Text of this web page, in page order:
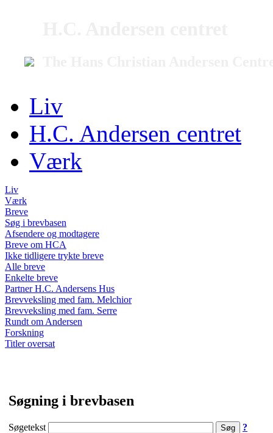
Liv
H.C. Andersen centret
Værk
Liv
Værk
Breve
Søg i brevbasen
Afsendere og modtagere
Breve om HCA
Ikke tidligere trykte breve
Alle breve
Enkelte breve
Partner H.C. Andersens Hus
Brevveksling med fam. Melchior
Brevveksling med fam. Serre
Rundt om Andersen
Forskning
Titler oversat
Søgning i brevbasen
Søgetekst ?